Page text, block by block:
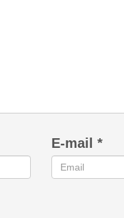
E-mail*